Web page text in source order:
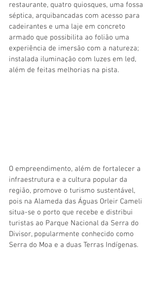
restaurante, quatro quiosques, uma fossa
séptica, arquibancadas com acesso para
cadeirantes e uma laje em concreto
armado que possibilita ao folião uma
experiência de imersão com a natureza;
instalada iluminação com luzes em led,
além de feitas melhorias na pista.
O empreendimento, além de fortalecer a
infraestrutura e a cultura popular da
região, promove o turismo sustentável,
pois na Alameda das Águas Orleir Cameli
situa-se o porto que recebe e distribui
turistas ao Parque Nacional da Serra do
Divisor, popularmente conhecido como
Serra do Moa e a duas Terras Indígenas.